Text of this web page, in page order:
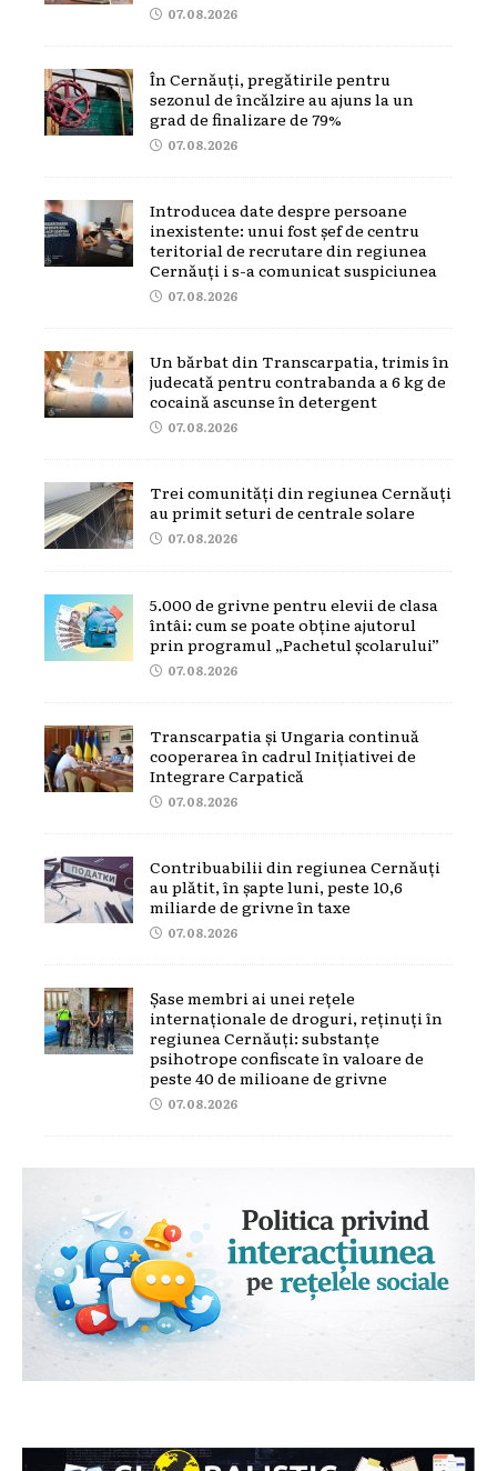
07.08.2026
În Cernăuți, pregătirile pentru
sezonul de încălzire au ajuns la un
grad de finalizare de 79%
07.08.2026
Introducea date despre persoane
inexistente: unui fost șef de centru
teritorial de recrutare din regiunea
Cernăuți i s-a comunicat suspiciunea
07.08.2026
Un bărbat din Transcarpatia, trimis în
judecată pentru contrabanda a 6 kg de
cocaină ascunse în detergent
07.08.2026
Trei comunități din regiunea Cernăuți
au primit seturi de centrale solare
07.08.2026
5.000 de grivne pentru elevii de clasa
întâi: cum se poate obține ajutorul
prin programul „Pachetul școlarului”
07.08.2026
Transcarpatia și Ungaria continuă
cooperarea în cadrul Inițiativei de
Integrare Carpatică
07.08.2026
Contribuabilii din regiunea Cernăuți
au plătit, în șapte luni, peste 10,6
miliarde de grivne în taxe
07.08.2026
Șase membri ai unei rețele
internaționale de droguri, reținuți în
regiunea Cernăuți: substanțe
psihotrope confiscate în valoare de
peste 40 de milioane de grivne
07.08.2026